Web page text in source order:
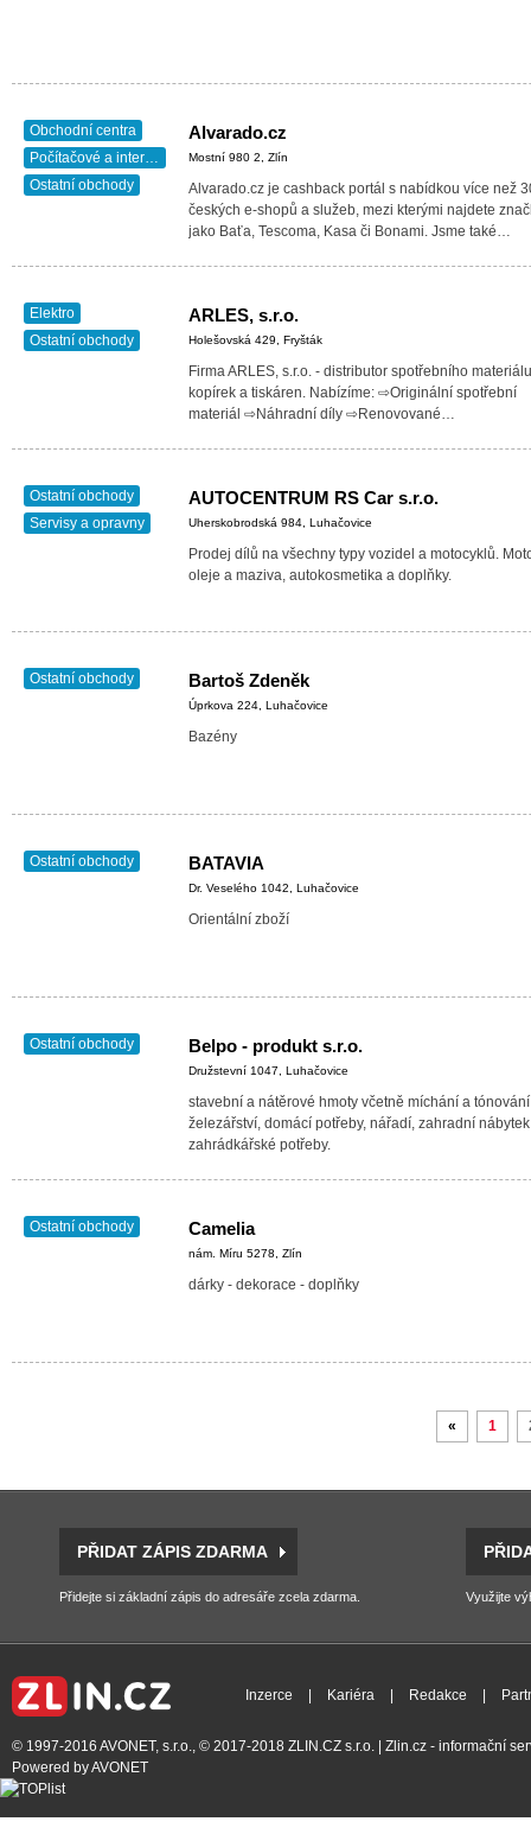
Obchodní centra
Počítačové a internetové služby
Ostatní obchody
Alvarado.cz
Mostní 980 2, Zlín
Alvarado.cz je cashback portál s nabídkou více než
českých e-shopů a služeb, mezi kterými najdete
jako Baťa, Tescoma, Kasa či Bonami. Jsme také…
Elektro
Ostatní obchody
ARLES, s.r.o.
Holešovská 429, Fryšták
Firma ARLES, s.r.o. - distributor spotřebního
kopírek a tiskáren. Nabízíme: ⇨Originální spotřební
materiál ⇨Náhradní díly ⇨Renovované…
Ostatní obchody
Servisy a opravny
AUTOCENTRUM RS Car s.r.o.
Uherskobrodská 984, Luhačovice
Prodej dílů na všechny typy vozidel a motocyklů.
oleje a maziva, autokosmetika a doplňky.
Ostatní obchody Bartoš Zdeněk
Úprkova 224, Luhačovice
Bazény
Ostatní obchody BATAVIA
Dr. Veselého 1042, Luhačovice
Orientální zboží
Ostatní obchody Belpo - produkt s.r.o.
Družstevní 1047, Luhačovice
stavební a nátěrové hmoty včetně míchání a
železářství, domácí potřeby, nářadí, zahradní
zahrádkářské potřeby.
Ostatní obchody Camelia
nám. Míru 5278, Zlín
dárky - dekorace - doplňky
« 1
PŘIDAT ZÁPIS ZDARMA
Přidejte si základní zápis do adresáře zcela zdarma. Využijte
Inzerce Kariéra Redakce
© 1997-2016 AVONET, s.r.o., © 2017-2018 ZLIN.CZ s.r.o. | Zlin.cz - informační
Powered byAVONET